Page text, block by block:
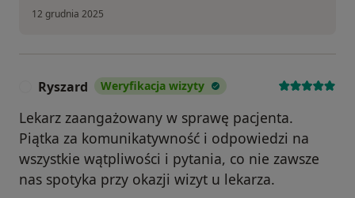
12 grudnia 2025
Ryszard Weryfikacja wizyty
Lekarz zaangażowany w sprawę pacjenta.
Piątka za komunikatywność i odpowiedzi na
wszystkie wątpliwości i pytania, co nie zawsze
nas spotyka przy okazji wizyt u lekarza.